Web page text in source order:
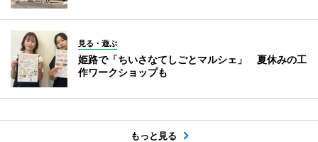
見る・遊ぶ
姫路で「ちいさなてしごとマルシェ」 夏休みの工
作ワークショップも
もっと見る